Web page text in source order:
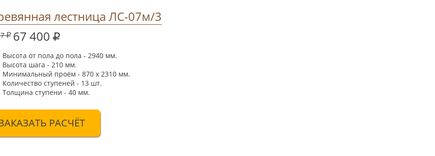
лестница ЛС-07м/3
67 400
Высота от пола до пола - 2940 мм.
Высота шага - 210 мм.
Минимальный проём - 870 х 2310 мм.
Количество ступеней - 13 шт.
Толщина ступени - 40 мм.
РАСЧЁТ